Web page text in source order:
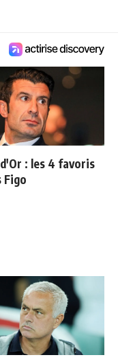
: les 4 favoris
Figo